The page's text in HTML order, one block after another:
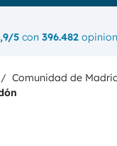
5 con 396.482
Comunidad de